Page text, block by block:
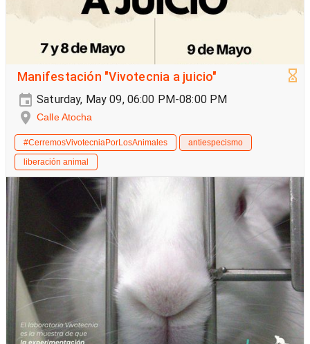
Manifestación "Vivotecnia a juicio"
Saturday, May 09, 06:00 PM-08:00 PM
Calle Atocha
#CerremosVivotecniaPorLosAnimales
antiespecismo
liberación animal